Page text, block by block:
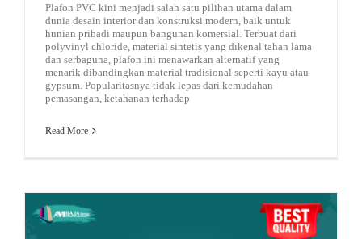
Plafon PVC kini menjadi salah satu pilihan utama dalam
dunia desain interior dan konstruksi modern, baik untuk
hunian pribadi maupun bangunan komersial. Terbuat dari
polyvinyl chloride, material sintetis yang dikenal tahan lama
dan serbaguna, plafon ini menawarkan alternatif yang
menarik dibandingkan material tradisional seperti kayu atau
gypsum. Popularitasnya tidak lepas dari kemudahan
pemasangan, ketahanan terhadap
Read More